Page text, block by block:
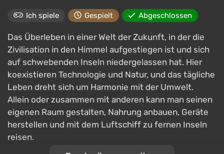
Ich spiele Gespielt Abgeschlossen
Das Überleben in einer Welt der Zukunft, in der die
Zivilisation in den Himmel aufgestiegen ist und sich
auf schwebenden Inseln niedergelassen hat. Hier
koexistieren Technologie und Natur, und das tägliche
Leben dreht sich um Harmonie mit der Umwelt.
Allein oder zusammen mit anderen kann man seinen
eigenen Raum gestalten, Nahrung anbauen, Geräte
herstellen und mit dem Luftschiff zu fernen Inseln
reisen.